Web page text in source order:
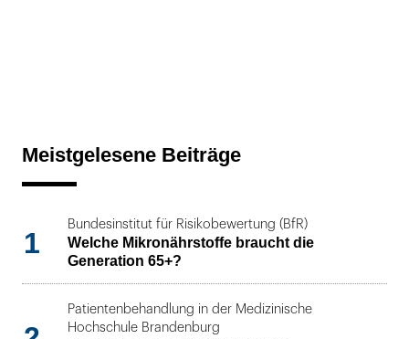
Meistgelesene Beiträge
1
Bundesinstitut für Risikobewertung (BfR)
Welche Mikronährstoffe braucht die
Generation 65+?
Patientenbehandlung in der Medizinische
Hochschule Brandenburg